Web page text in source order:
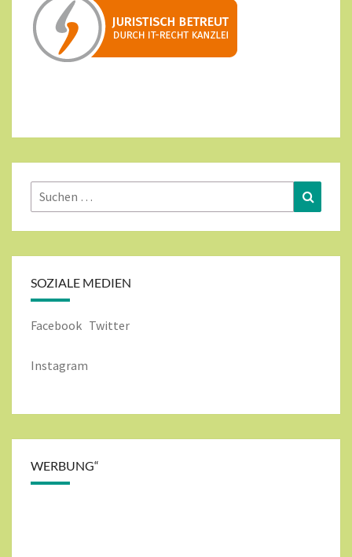
Suchen
nach:
SOZIALE MEDIEN
Facebook Twitter
Instagram
WERBUNG“